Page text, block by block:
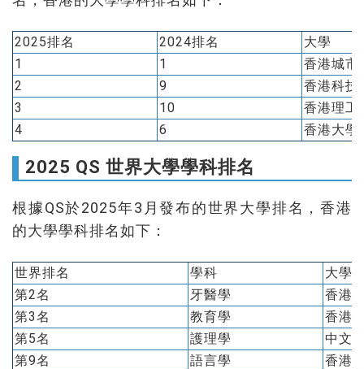
2025排名 2024排名
大學
1
1
香港城市
2
9
香港科技
3
10
香港理工
4
6 香港大學
2025 QS 世界大學學科排名
根據QS於2025年3月發布的世界大學排名，香港
的大學學科排名如下：
世界排名 學科
大學
第2名
牙醫學
香港
第3名
教育學
香港
第5名
護理學
中文
第9名
語言學
香港